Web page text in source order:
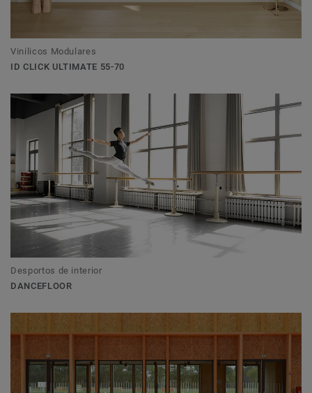
Vinilicos Modulares
ID CLICK ULTIMATE 55-70
Desportos de interior
DANCEFLOOR